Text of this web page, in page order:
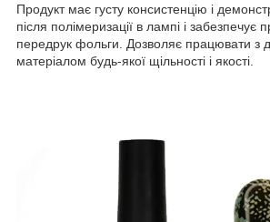
Продукт має густу консистенцію і
після полімеризації в лампі і забезпечує
передрук фольги. Дозволяє працювати з
матеріалом будь-якої щільності і якості.